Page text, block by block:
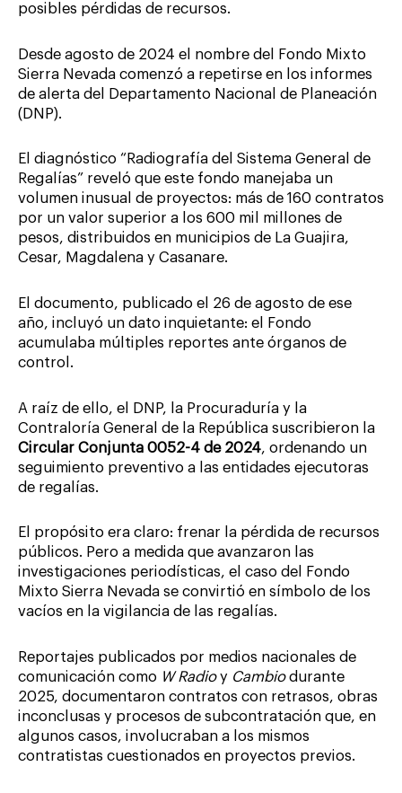
posibles pérdidas de recursos.
Desde agosto de 2024 el nombre del Fondo Mixto
Sierra Nevada comenzó a repetirse en los informes
de alerta del Departamento Nacional de Planeación
(DNP).
El diagnóstico “Radiografía del Sistema General de
Regalías” reveló que este fondo manejaba un
volumen inusual de proyectos: más de 160 contratos
por un valor superior a los 600 mil millones de
pesos, distribuidos en municipios de La Guajira,
Cesar, Magdalena y Casanare.
El documento, publicado el 26 de agosto de ese
año, incluyó un dato inquietante: el Fondo
acumulaba múltiples reportes ante órganos de
control.
A raíz de ello, el DNP, la Procuraduría y la
Contraloría General de la República suscribieron la
Circular Conjunta 0052-4 de 2024, ordenando un
seguimiento preventivo a las entidades ejecutoras
de regalías.
El propósito era claro: frenar la pérdida de recursos
públicos. Pero a medida que avanzaron las
investigaciones periodísticas, el caso del Fondo
Mixto Sierra Nevada se convirtió en símbolo de los
vacíos en la vigilancia de las regalías.
Reportajes publicados por medios nacionales de
comunicación como W Radioy Cambiodurante
2025, documentaron contratos con retrasos, obras
inconclusas y procesos de subcontratación que, en
algunos casos, involucraban a los mismos
contratistas cuestionados en proyectos previos.